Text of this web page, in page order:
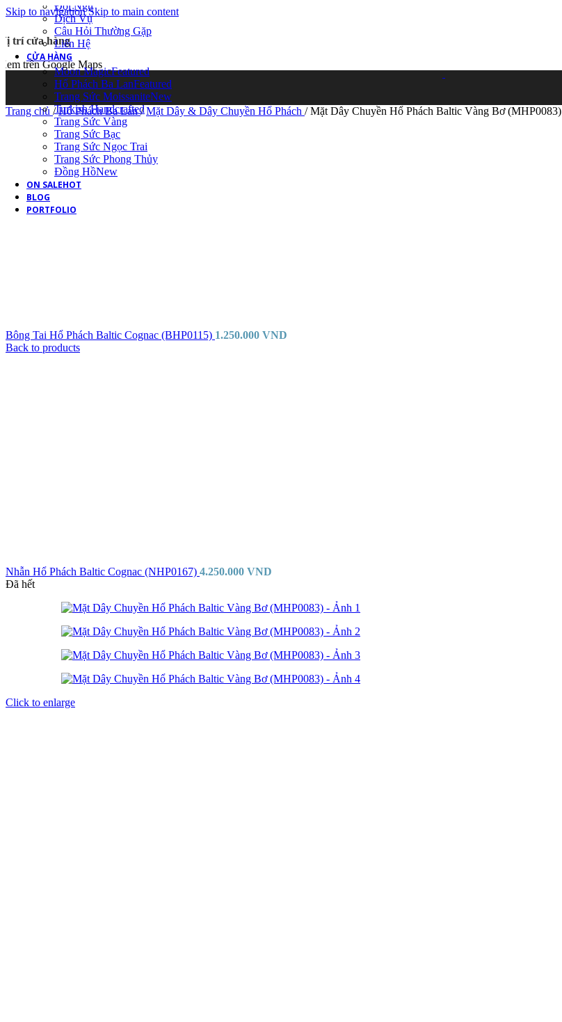
Skip to navigationSkip to main content
trí cửa hàng
trên Google Maps
Đội Ngũ
Dịch Vụ
Câu Hỏi Thường Gặp
Liên Hệ
CỬA HÀNG
Moon MagicFeatured
Hổ Phách Ba LanFeatured
Trang Sức MoissaniteNew
Turkish Handcrafted
Trang Sức Vàng
Trang Sức Bạc
Trang Sức Ngọc Trai
Trang Sức Phong Thủy
Đồng HồNew
ON SALEHOT
BLOG
PORTFOLIO
Trang chủ / Hổ Phách Ba Lan/ Mặt Dây & Dây Chuyền Hổ Phách / Mặt Dây Chuyền Hổ Phách Baltic Vàng Bơ (MHP0083)
Bông Tai Hổ Phách Baltic Cognac (BHP0115) 1.250.000 VND
Back to products
Nhẫn Hổ Phách Baltic Cognac (NHP0167) 4.250.000 VND
Đã hết
Click to enlarge